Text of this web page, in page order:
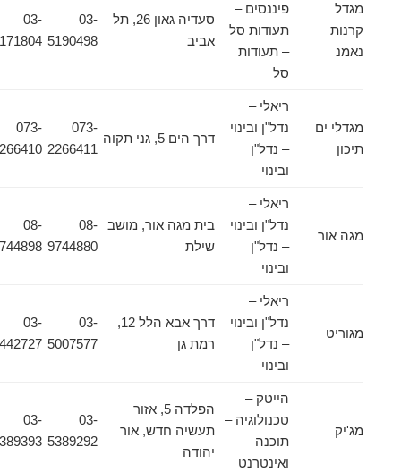
מגדל
קרנות
נאמנ
פיננסים –
תעודות סל
– תעודות
סעדיה גאון 26, תל
אביב
03-
5190498
5171804
מגדלי ים
תיכון
ריאלי –
נדל"ן ובינוי
– נדל"ן
ובינוי
דרך הים 5, גני תקוה
073-
2266411
073-
2266410
מגה אור
ריאלי –
נדל"ן ובינוי
– נדל"ן
ובינוי
בית מגה אור, מושב
שילת
08-
9744880
9744898
מגוריט
ריאלי –
נדל"ן ובינוי
– נדל"ן
ובינוי
דרך אבא הלל 12,
רמת גן
03-
5007577
9442727
מג'יק
הייטק –
טכנולוגיה –
תוכנה
ואינטרנט
הפלדה 5, אזור
תעשיה חדש, אור
יהודה
5389292
5389393